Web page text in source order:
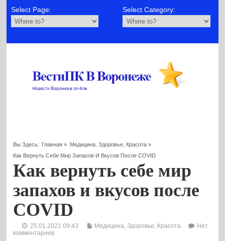
Select Page: Select Category:
Вы Здесь: Главная » Медицина, Здоровье, Красота»
Как Вернуть Себе Мир Запахов И Вкусов После COVID
Как вернуть себе мир
запахов и вкусов после
COVID
25.01.2021 09:43 Медицина, Здоровье, Красота
Нет
комментариев